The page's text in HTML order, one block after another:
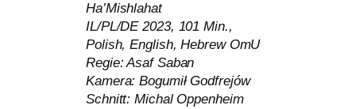
Ha’Mishlahat
IL/PL/DE2023, 101 Min.,
Polish, English, Hebrew OmU
Regie: Asaf Saban
Kamera: Bogumił Godfrejów
Schnitt: Michal Oppenheim